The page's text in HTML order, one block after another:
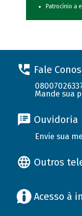
Patrocínio a
Fale
Mande sua
Ouvidoria
Envie sua
Outros
Acesso à